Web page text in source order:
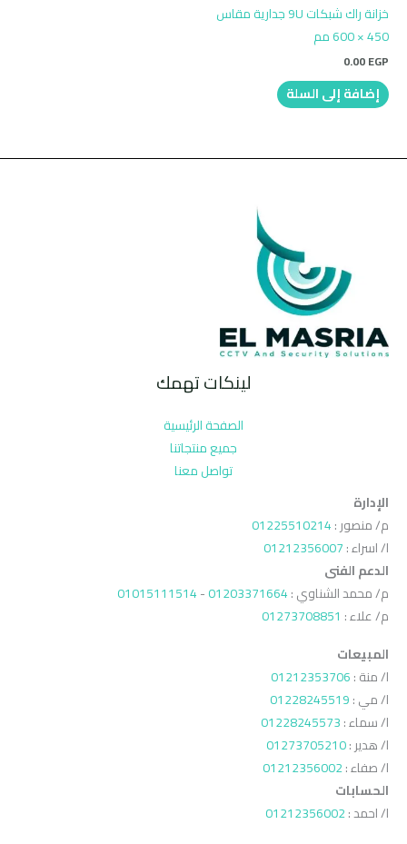
خزانة راك شبكات 9U جدارية مقاس
450 × 600 مم
0.00EGP
إضافة إلى السلة
لينكات تهمك
الصفحة الرئيسية
جميع منتجاتنا
تواصل معنا
الإدارة
م/ منصور :01225510214
ا/ اسراء :01212356007
الدعم الفنى
م/ محمد الشناوي :01203371664
-
01015111514
م/ علاء : 01273708851
المبيعات
ا/ منة :01212353706
ا/ مي :01228245519
ا/ سماء :01228245573
ا/ هدير :01273705210
ا/ صفاء :01212356002
الحسابات
ا/ احمد :01212356002